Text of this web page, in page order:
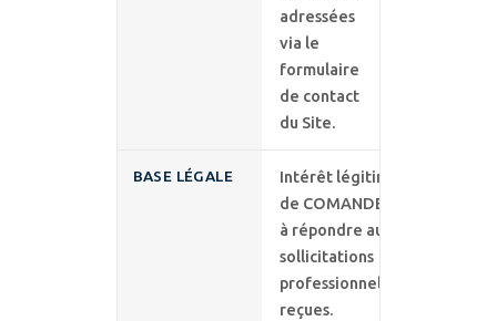
adressées
via le
formulaire
de contact
du Site.
BASE LÉGALE
Intérêt légitime
de COMANDEX
à répondre aux
sollicitations
professionnelles
reçues.